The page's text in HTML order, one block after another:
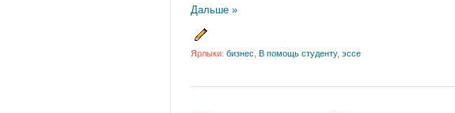
Дальше »
Ярлыки: бизнес В помощь студенту, эссе